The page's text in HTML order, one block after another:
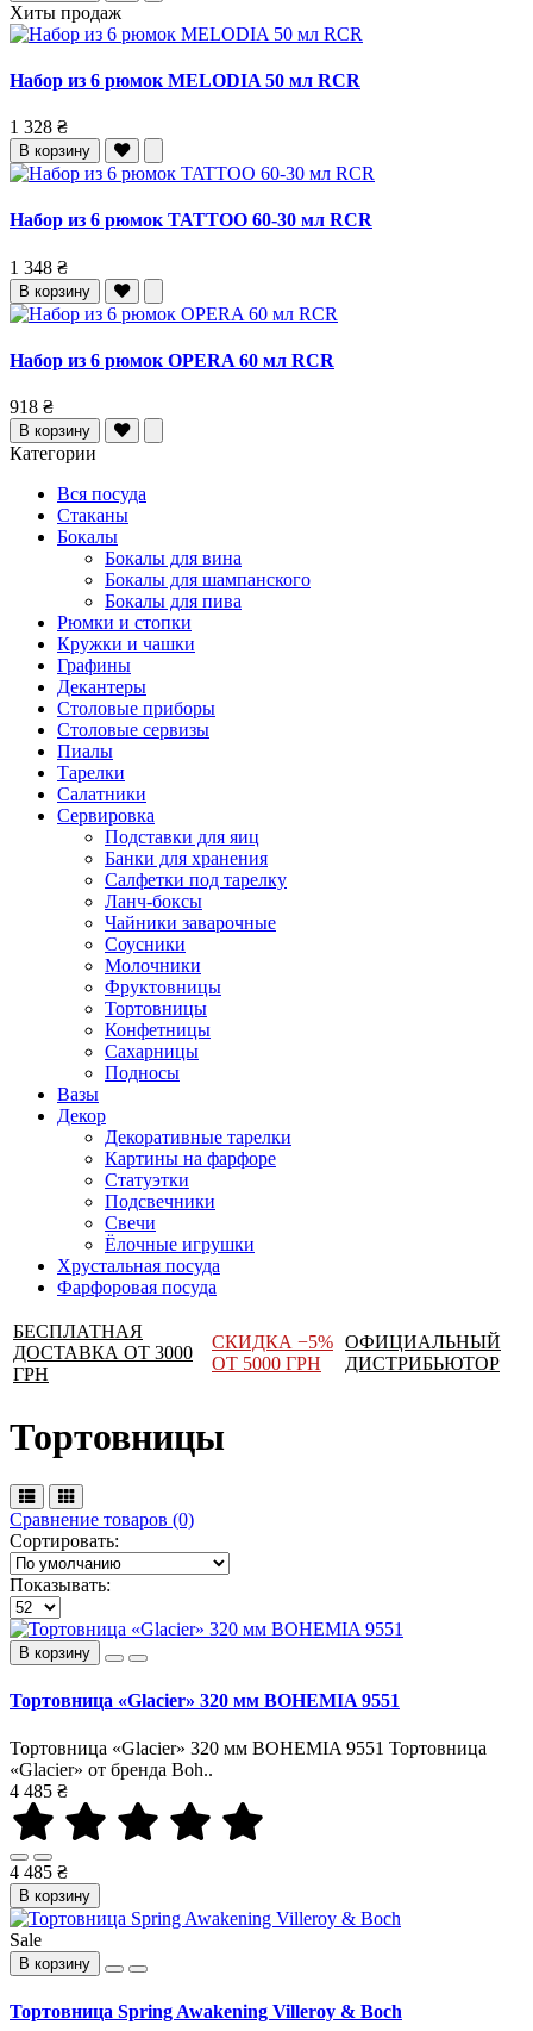
Хиты продаж
Набор из 6 рюмок MELODIA 50 мл RCR
1 328 ₴
В корзину
Набор из 6 рюмок TATTOO 60-30 мл RCR
1 348 ₴
В корзину
Набор из 6 рюмок OPERA 60 мл RCR
918 ₴
В корзину
Категории
Вся посуда
Стаканы
Бокалы
Бокалы для вина
Бокалы для шампанского
Бокалы для пива
Рюмки и стопки
Кружки и чашки
Графины
Декантеры
Столовые приборы
Столовые сервизы
Пиалы
Тарелки
Салатники
Сервировка
Подставки для яиц
Банки для хранения
Салфетки под тарелку
Ланч-боксы
Чайники заварочные
Соусники
Молочники
Фруктовницы
Тортовницы
Конфетницы
Сахарницы
Подносы
Вазы
Декор
Декоративные тарелки
Картины на фарфоре
Статуэтки
Подсвечники
Свечи
Ёлочные игрушки
Хрустальная посуда
Фарфоровая посуда
БЕСПЛАТНАЯ
ДОСТАВКА ОТ 3000
ГРН
СКИДКА −5%
ОТ 5000 ГРН
ОФИЦИАЛЬНЫЙ
ДИСТРИБЬЮТОР
Тортовницы
Сравнение товаров (0)
Сортировать:
Показывать:
В корзину
Тортовница «Glacier» 320 мм BOHEMIA 9551
Тортовница «Glacier» 320 мм BOHEMIA 9551 Тортовница
«Glacier» от бренда Boh..
4 485 ₴
4 485 ₴
В корзину
Sale
В корзину
Тортовница Spring Awakening Villeroy & Boch